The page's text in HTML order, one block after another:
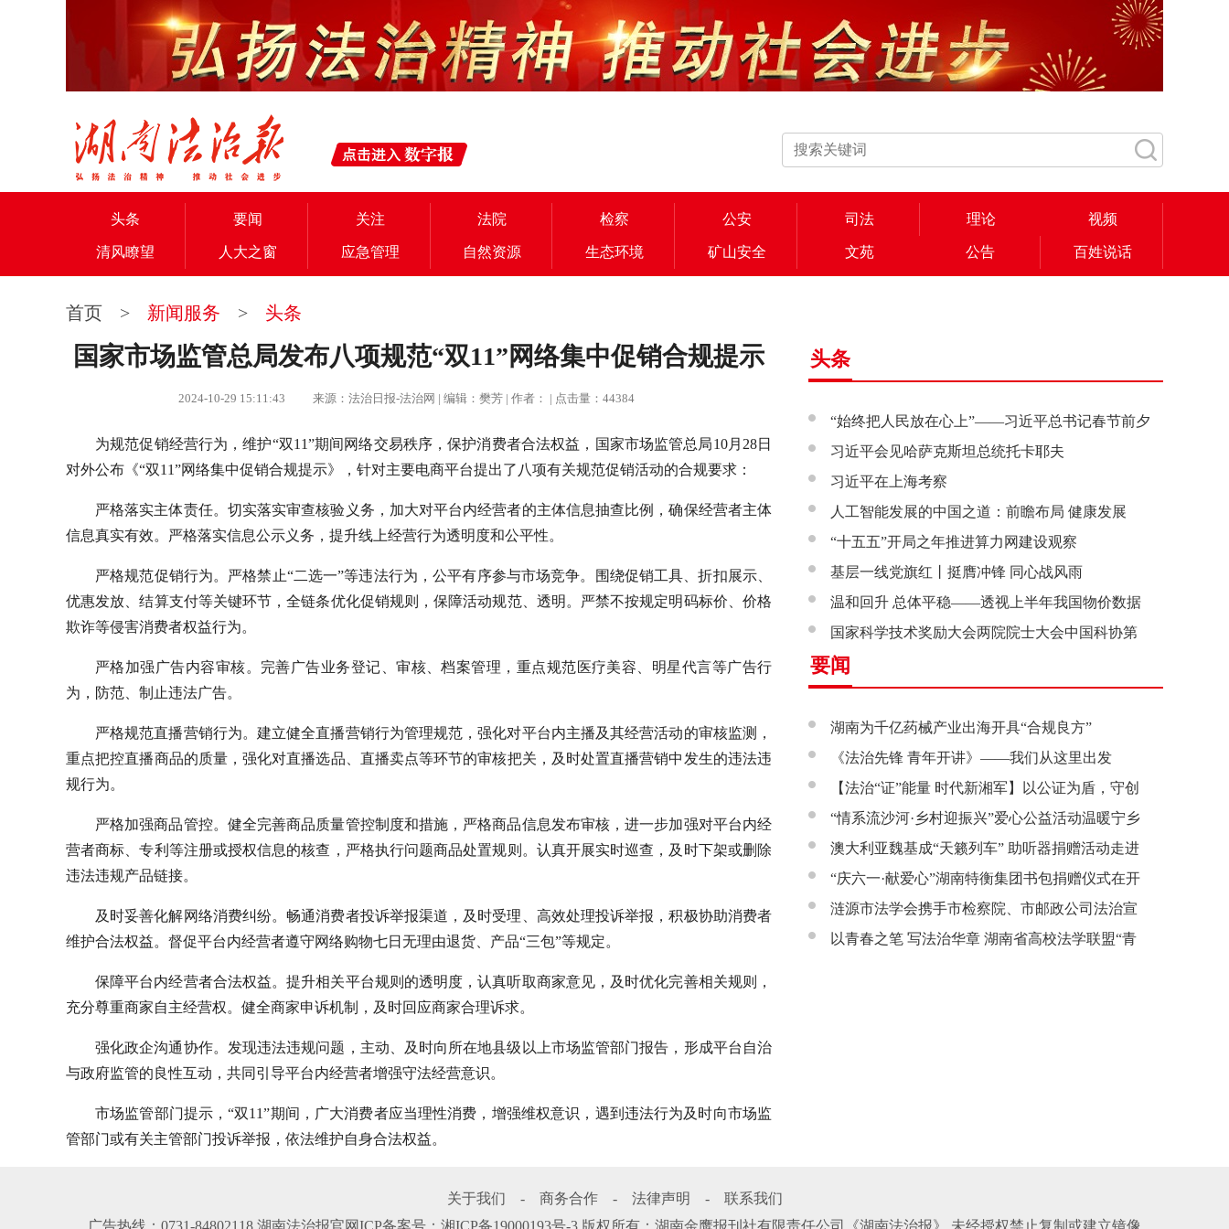
头条 要闻 关注 法院 检察 公安 司法 理论 视频
清风瞭望 人大之窗 应急管理 自然资源 生态环境 矿山安全 文苑 公告 百姓说话
首页 > 新闻服务 > 头条
国家市场监管总局发布八项规范“双11”网络集中促销合规提示
2024-10-29 15:11:43 来源：法治日报-法治网 | 编辑：樊芳 | 作者： | 点击量：44384
为规范促销经营行为，维护“双11”期间网络交易秩序，保护消费者合法权益，国家市场监管总局10月28日
对外公布《“双11”网络集中促销合规提示》，针对主要电商平台提出了八项有关规范促销活动的合规要求：
严格落实主体责任。切实落实审查核验义务，加大对平台内经营者的主体信息抽查比例，确保经营者主体
信息真实有效。严格落实信息公示义务，提升线上经营行为透明度和公平性。
严格规范促销行为。严格禁止“二选一”等违法行为，公平有序参与市场竞争。围绕促销工具、折扣展示、
优惠发放、结算支付等关键环节，全链条优化促销规则，保障活动规范、透明。严禁不按规定明码标价、价格
欺诈等侵害消费者权益行为。
严格加强广告内容审核。完善广告业务登记、审核、档案管理，重点规范医疗美容、明星代言等广告行
为，防范、制止违法广告。
严格规范直播营销行为。建立健全直播营销行为管理规范，强化对平台内主播及其经营活动的审核监测，
重点把控直播商品的质量，强化对直播选品、直播卖点等环节的审核把关，及时处置直播营销中发生的违法违
规行为。
严格加强商品管控。健全完善商品质量管控制度和措施，严格商品信息发布审核，进一步加强对平台内经
营者商标、专利等注册或授权信息的核查，严格执行问题商品处置规则。认真开展实时巡查，及时下架或删除
违法违规产品链接。
及时妥善化解网络消费纠纷。畅通消费者投诉举报渠道，及时受理、高效处理投诉举报，积极协助消费者
维护合法权益。督促平台内经营者遵守网络购物七日无理由退货、产品“三包”等规定。
保障平台内经营者合法权益。提升相关平台规则的透明度，认真听取商家意见，及时优化完善相关规则，
充分尊重商家自主经营权。健全商家申诉机制，及时回应商家合理诉求。
强化政企沟通协作。发现违法违规问题，主动、及时向所在地县级以上市场监管部门报告，形成平台自治
与政府监管的良性互动，共同引导平台内经营者增强守法经营意识。
市场监管部门提示，“双11”期间，广大消费者应当理性消费，增强维权意识，遇到违法行为及时向市场监
管部门或有关主管部门投诉举报，依法维护自身合法权益。
头条
“始终把人民放在心上”——习近平总书记春节前夕
赴辽宁看望慰问基层干部群众纪实
习近平会见哈萨克斯坦总统托卡耶夫
习近平在上海考察
人工智能发展的中国之道：前瞻布局 健康发展
“十五五”开局之年推进算力网建设观察
基层一线党旗红丨挺膺冲锋 同心战风雨
温和回升 总体平稳——透视上半年我国物价数据
国家科学技术奖励大会两院院士大会中国科协第
十一次全国代表大会在京召开
要闻
湖南为千亿药械产业出海开具“合规良方”
《法治先锋 青年开讲》——我们从这里出发
【法治“证”能量 时代新湘军】以公证为盾，守创
新之魂 湖南青年公证人为知识产权保护筑牢防线
“情系流沙河·乡村迎振兴”爱心公益活动温暖宁乡
市流沙河镇
澳大利亚魏基成“天籁列车” 助听器捐赠活动走进
开慧镇
“庆六一·献爱心”湖南特衡集团书包捐赠仪式在开
慧镇举行
涟源市法学会携手市检察院、市邮政公司法治宣
讲走进七星街镇仙洞中学
以青春之笔 写法治华章 湖南省高校法学联盟“青
关于我们 - 商务合作 - 法律声明 -
联系我们
广告热线：0731-84802118 湖南法治报官网ICP备案号： 湘ICP备19000193号-3 版权所有：湖南金鹰报刊社有限责任公司《湖南法治报》 未经授权禁止复制或建立镜像